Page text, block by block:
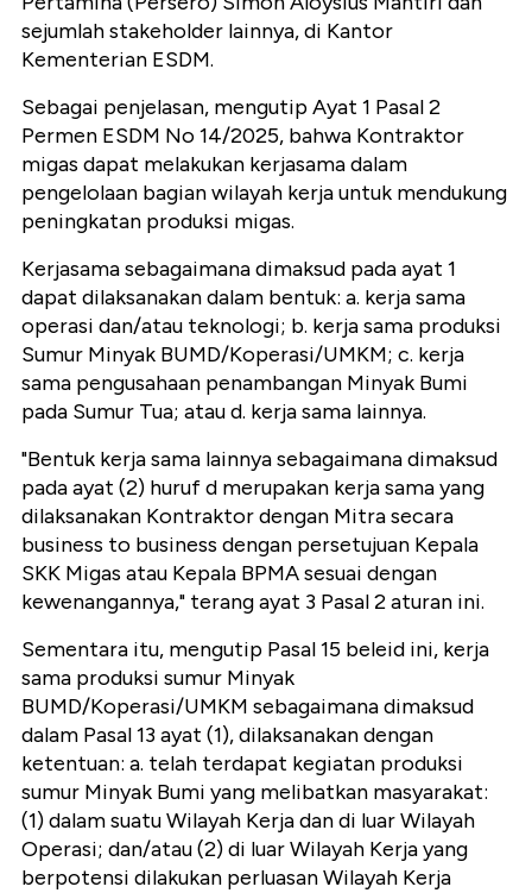
sejumlah stakeholder lainnya, di Kantor
Kementerian ESDM.
Sebagai penjelasan, mengutip Ayat 1 Pasal 2
Permen ESDM No 14/2025, bahwa Kontraktor
migas dapat melakukan kerjasama dalam
pengelolaan bagian wilayah kerja untuk mendukung
peningkatan produksi migas.
Kerjasama sebagaimana dimaksud pada ayat 1
dapat dilaksanakan dalam bentuk: a. kerja sama
operasi dan/atau teknologi; b. kerja sama produksi
Sumur Minyak BUMD/Koperasi/UMKM; c. kerja
sama pengusahaan penambangan Minyak Bumi
pada Sumur Tua; atau d. kerja sama lainnya.
"Bentuk kerja sama lainnya sebagaimana dimaksud
pada ayat (2) huruf d merupakan kerja sama yang
dilaksanakan Kontraktor dengan Mitra secara
business to business dengan persetujuan Kepala
SKK Migas atau Kepala BPMA sesuai dengan
kewenangannya," terang ayat 3 Pasal 2 aturan ini.
Sementara itu, mengutip Pasal 15 beleid ini, kerja
sama produksi sumur Minyak
BUMD/Koperasi/UMKM sebagaimana dimaksud
dalam Pasal 13 ayat (1), dilaksanakan dengan
ketentuan: a. telah terdapat kegiatan produksi
sumur Minyak Bumi yang melibatkan masyarakat:
(1) dalam suatu Wilayah Kerja dan di luar Wilayah
Operasi; dan/atau (2) di luar Wilayah Kerja yang
berpotensi dilakukan perluasan Wilayah Kerja